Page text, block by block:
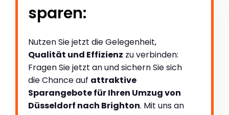
sparen:
Nutzen Sie jetzt die Gelegenheit,
Qualität und Effizienz zu verbinden:
Fragen Sie jetzt an und sichern Sie sich
die Chance auf attraktive
Sparangebote für Ihren Umzug von
Düsseldorf nach Brighton. Mit uns an